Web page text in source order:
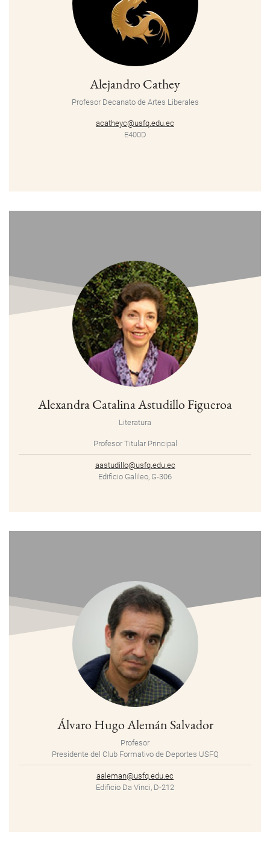
Alejandro Cathey
Profesor Decanato de Artes Liberales
acatheyc@usfq.edu.ec
E400D
Alexandra Catalina Astudillo Figueroa
Literatura
Profesor Titular Principal
aastudillo@usfq.edu.ec
Edificio Galileo, G-306
Álvaro Hugo Alemán Salvador
Profesor
Presidente del Club Formativo de Deportes USFQ
aaleman@usfq.edu.ec
Edificio Da Vinci, D-212